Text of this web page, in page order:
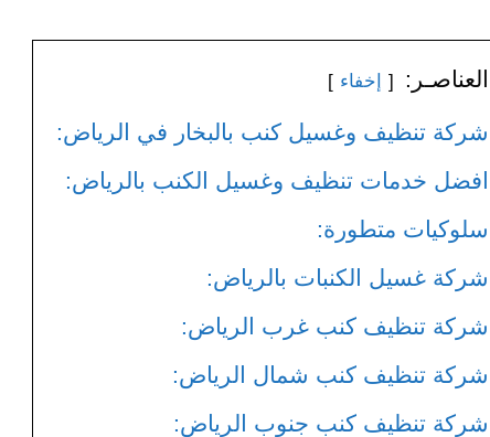
العناصـر: إخفاء
شركة تنظيف وغسيل كنب بالبخار في الرياض:
افضل خدمات تنظيف وغسيل الكنب بالرياض:
سلوكيات متطورة:
شركة غسيل الكنبات بالرياض:
شركة تنظيف كنب غرب الرياض:
شركة تنظيف كنب شمال الرياض:
شركة تنظيف كنب جنوب الرياض: